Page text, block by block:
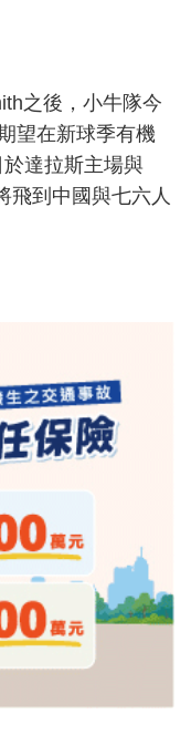
之後，小牛隊今
望在新球季有機
達拉斯主場與
飛到中國與七六人